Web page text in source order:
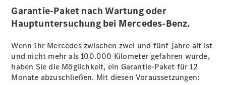
Wartungs-
Paket
Paket
Mercedes
me
Garantie-Paket nach Wartung oder
Hauptuntersuchung bei Mercedes-Benz.
Wenn Ihr Mercedes zwischen zwei und fünf Jahre alt ist
und nicht mehr als 100.000 Kilometer gefahren wurde,
haben Sie die Möglichkeit, ein Garantie-Paket für 12
Monate abzuschließen. Mit diesen Voraussetzungen: